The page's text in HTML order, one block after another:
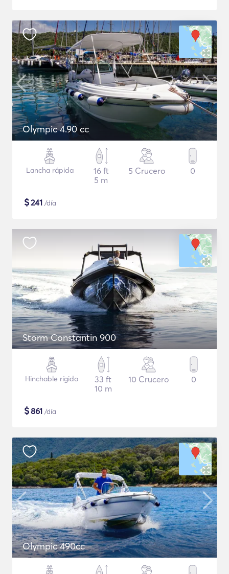
Olympic 4.90 cc
Lancha rápida
16 ft
5 m
5 Crucero 0
$241 /día
Storm Constantin 900
Hinchable rígido
33 ft
10 m
10 Crucero 0
$861 /día
Olympic 490cc